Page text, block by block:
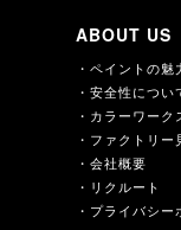
ABOUT US
・ペイントの魅
・安全性につい
・カラーワーク
・ファクトリー
・会社概要
・リクルート
・プライバシー